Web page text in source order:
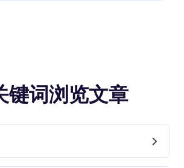
键词浏览文章